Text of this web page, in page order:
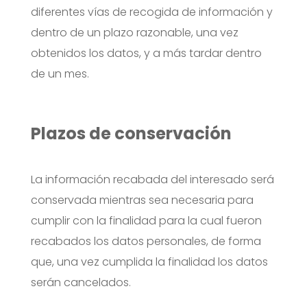
diferentes vías de recogida de información y
dentro de un plazo razonable, una vez
obtenidos los datos, y a más tardar dentro
de un mes.
Plazos de conservación
La información recabada del interesado será
conservada mientras sea necesaria para
cumplir con la finalidad para la cual fueron
recabados los datos personales, de forma
que, una vez cumplida la finalidad los datos
serán cancelados.